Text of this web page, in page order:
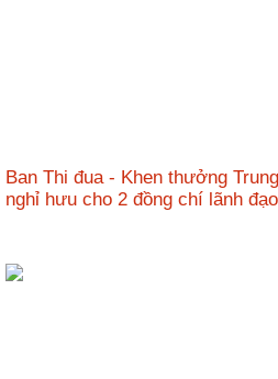
Ban Thi đua - Khen thưởng
nghỉ hưu cho 2 đồng chí lãnh